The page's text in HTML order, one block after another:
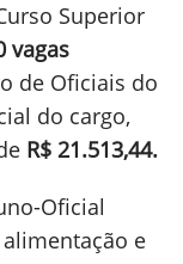
Superior
vagas
de Oficiais do
do cargo,
R$ 21.513,44.
Oficial
e